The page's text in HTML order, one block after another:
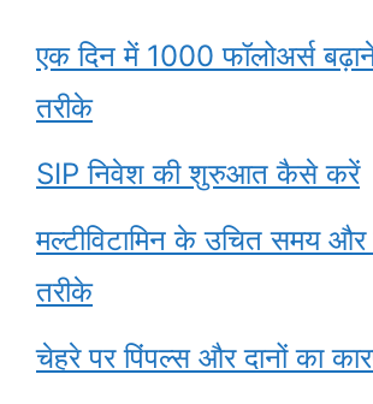
एक दिन में 1000 फॉलोअर्स बढ़ाने
तरीके
SIP निवेश की शुरुआत कैसे करें
मल्टीविटामिन के उचित समय
तरीके
चेहरे पर पिंपल्स और दानों का